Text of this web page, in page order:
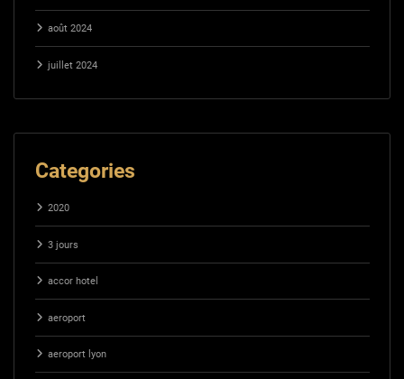
août 2024
juillet 2024
Categories
2020
3 jours
accor hotel
aeroport
aeroport lyon